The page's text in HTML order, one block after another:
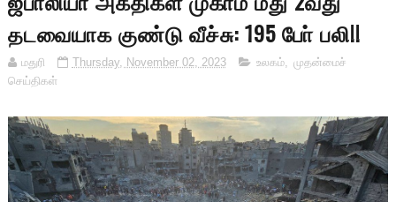
தடவையாக குண்டு வீச்சு: 195 போ் பலி!!
மதுரி Thursday, November 02, 2023 உலகம், முதன்மைச்
செய்திகள்